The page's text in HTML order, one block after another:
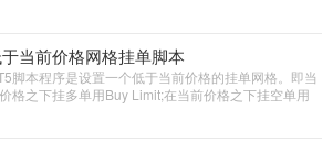
当前价格网格挂单脚本
脚本程序是设置一个低于当前价格的挂单网格。即当
格之下挂多单用Buy Limit;在当前价格之下挂空单用